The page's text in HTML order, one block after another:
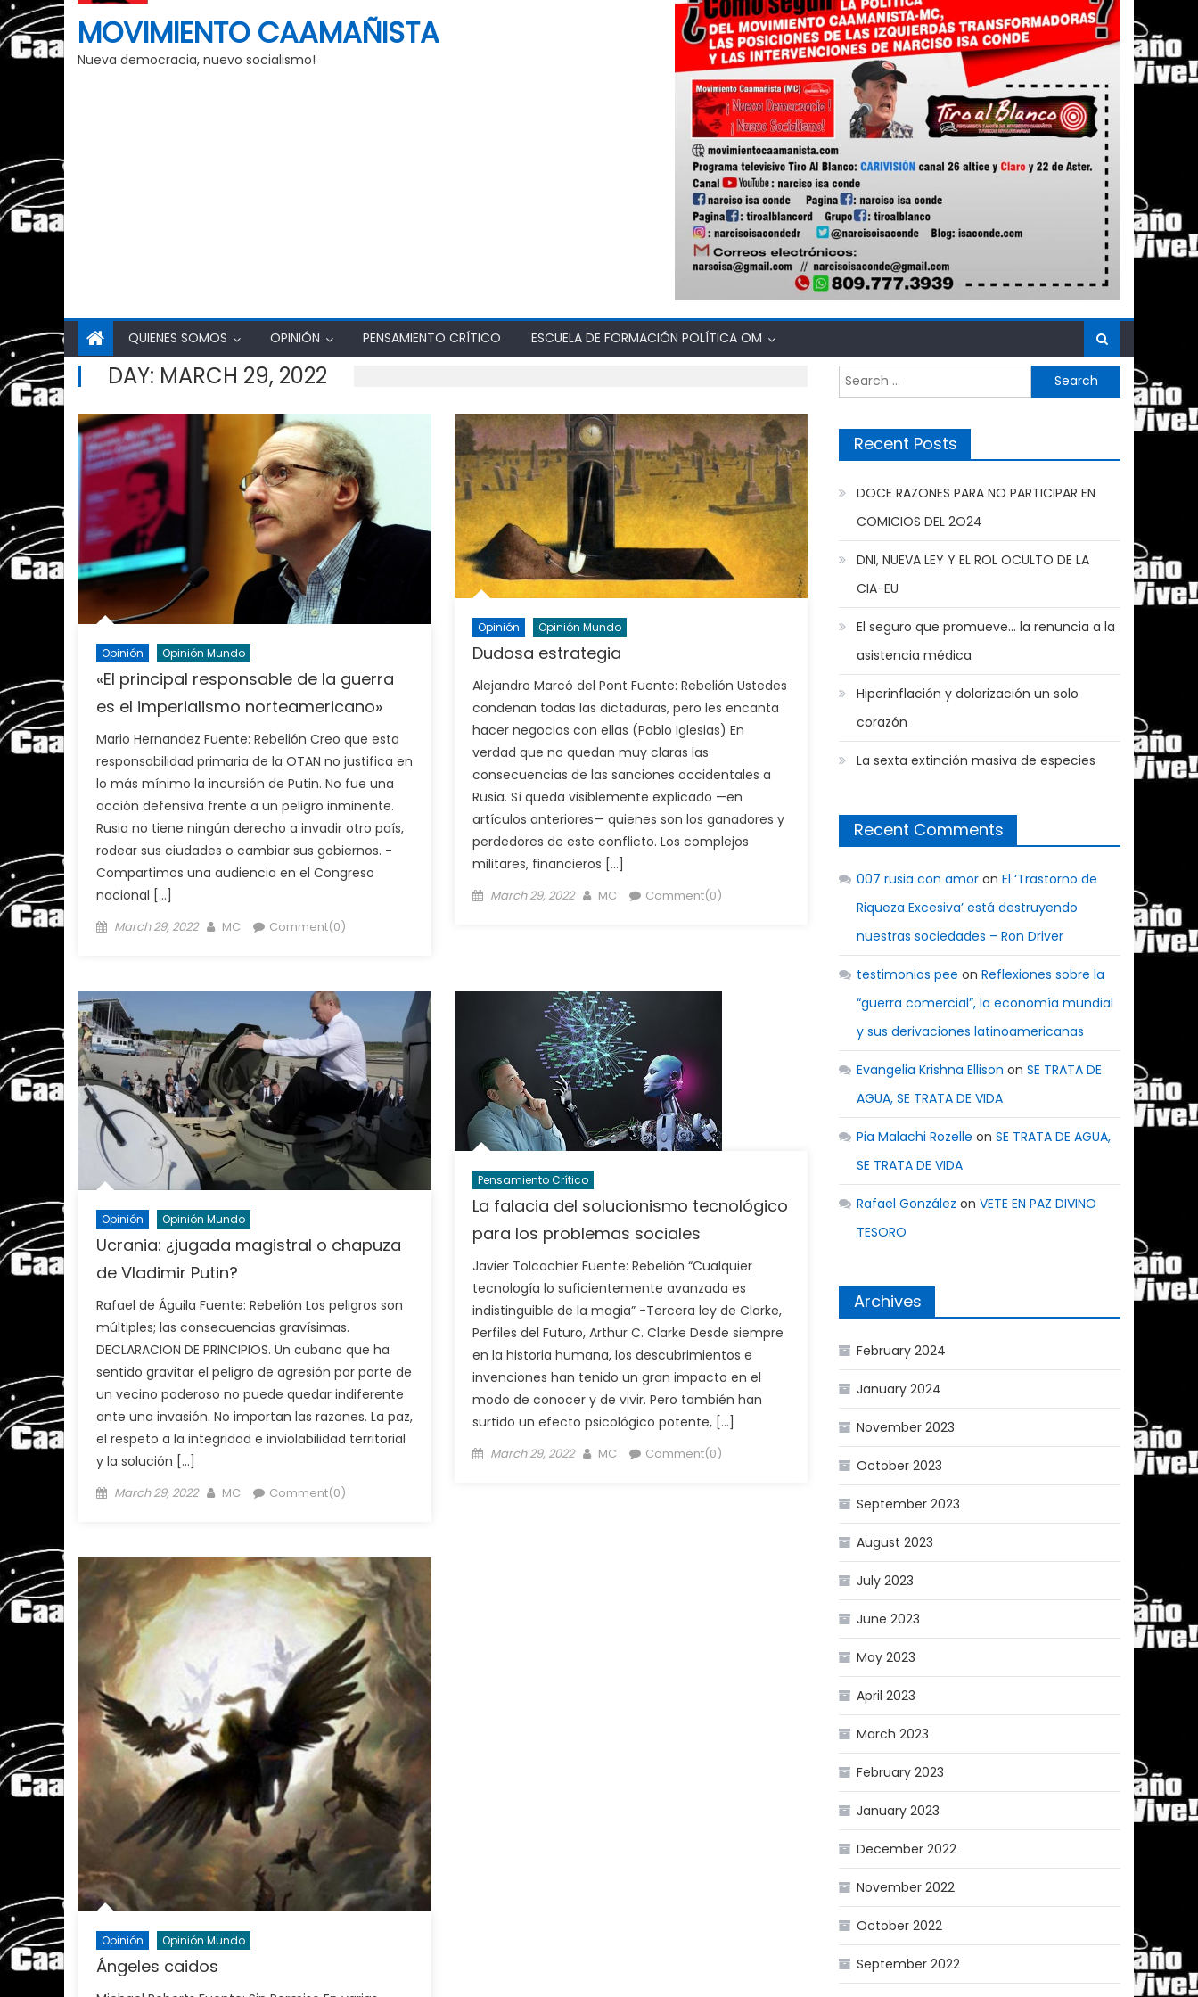
MOVIMIENTO CAAMAÑISTA
Nueva democracia, nuevo socialismo!
QUIENES SOMOS OPINIÓN PENSAMIENTO CRÍTICO ESCUELA DE FORMACIÓN POLÍTICA OM
DAY: MARCH 29, 2022
Opinión Opinión Mundo
«El principal responsable de la guerra
es el imperialismo norteamericano»
Mario Hernandez Fuente: Rebelión Creo que esta
responsabilidad primaria de la OTAN no justifica en
lo más mínimo la incursión de Putin. No fue una
acción defensiva frente a un peligro inminente.
Rusia no tiene ningún derecho a invadir otro país,
rodear sus ciudades o cambiar sus gobiernos. -
Compartimos una audiencia en el Congreso
nacional […]
Posted
March 29, 2022 Author
MC Comment(0)
Opinión Opinión Mundo
Dudosa estrategia
Alejandro Marcó del Pont Fuente: Rebelión Ustedes
condenan todas las dictaduras, pero les encanta
hacer negocios con ellas (Pablo Iglesias) En
verdad que no quedan muy claras las
consecuencias de las sanciones occidentales a
Rusia. Sí queda visiblemente explicado —en
artículos anteriores— quienes son los ganadores y
perdedores de este conflicto. Los complejos
militares, financieros […]
Posted
March 29, 2022 Author
MC Comment(0)
Opinión Opinión Mundo
Ucrania: ¿jugada magistral o chapuza
de Vladimir Putin?
Rafael de Águila Fuente: Rebelión Los peligros son
múltiples; las consecuencias gravísimas.
DECLARACION DE PRINCIPIOS. Un cubano que ha
sentido gravitar el peligro de agresión por parte de
un vecino poderoso no puede quedar indiferente
ante una invasión. No importan las razones. La paz,
el respeto a la integridad e inviolabilidad territorial
y la solución […]
Posted
March 29, 2022 Author
MC Comment(0)
Pensamiento Crítico
La falacia del solucionismo tecnológico
para los problemas sociales
Javier Tolcachier Fuente: Rebelión “Cualquier
tecnología lo suficientemente avanzada es
indistinguible de la magia” -Tercera ley de Clarke,
Perfiles del Futuro, Arthur C. Clarke Desde siempre
en la historia humana, los descubrimientos e
invenciones han tenido un gran impacto en el
modo de conocer y de vivir. Pero también han
surtido un efecto psicológico potente, […]
Posted
March 29, 2022 Author
MC Comment(0)
Opinión Opinión Mundo
Ángeles caidos
Search
for:
Recent Posts
DOCE RAZONES PARA NO PARTICIPAR EN
COMICIOS DEL 2O24
DNI, NUEVA LEY Y EL ROL OCULTO DE LA
CIA-EU
El seguro que promueve… la renuncia a la
asistencia médica
Hiperinflación y dolarización un solo
corazón
La sexta extinción masiva de especies
Recent Comments
007 rusia con amor onEl ‘Trastorno de
Riqueza Excesiva’ está destruyendo
nuestras sociedades – Ron Driver
testimonios pee onReflexiones sobre la
“guerra comercial”, la economía mundial
y sus derivaciones latinoamericanas
Evangelia Krishna Ellison onSE TRATA DE
AGUA, SE TRATA DE VIDA
Pia Malachi Rozelle onSE TRATA DE AGUA,
SE TRATA DE VIDA
Rafael González onVETE EN PAZ DIVINO
TESORO
Archives
February 2024
January 2024
November 2023
October 2023
September 2023
August 2023
July 2023
June 2023
May 2023
April 2023
March 2023
February 2023
January 2023
December 2022
November 2022
October 2022
September 2022